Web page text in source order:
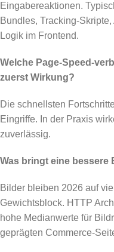
Eingabereaktionen.
Bundles, Tracking-
Logik im Frontend.
Welche Page-Speed-
zuerst Wirkung?
Die schnellsten
Eingriffe. In der Praxis
zuverlässig.
Was bringt eine bessere
Bilder bleiben 2026 auf
Gewichtsblock. HTTP
hohe Medianwerte für
geprägten Commerce-